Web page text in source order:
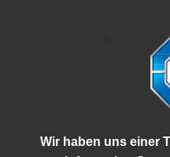
Wir haben uns einer